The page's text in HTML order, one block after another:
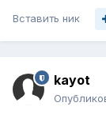
Вставить ник
kayot